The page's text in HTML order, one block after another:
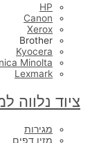
HP
Canon
Xerox
Brother
Kyocera
Minolta
Lexmark
ציוד נלווה
מגירות
מזין דפים